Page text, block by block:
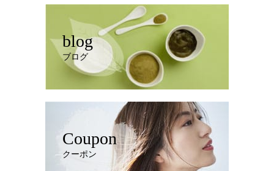
blog
ブログ
Coupon
クーポン